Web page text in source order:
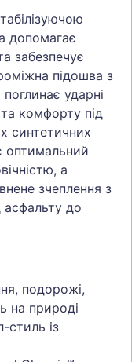
допомагає
забезпечує
підошва з
ударні
комфорту під
синтетичних
оптимальний
а
зчеплення з
до
подорожі,
на природі
стиль із